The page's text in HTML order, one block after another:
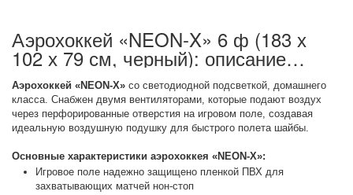
Аэрохоккей «NEON-X» 6 ф (183 х
102 х 79 см, черный): описание
товара
Аэрохоккей «NEON-X» со светодиодной подсветкой, домашнего
класса. Снабжен двумя вентиляторами, которые подают воздух
через перфорированные отверстия на игровом поле, создавая
идеальную воздушную подушку для быстрого полета шайбы.
Основные характеристики аэрохоккея «NEON-X»:
Игровое поле надежно защищено пленкой ПВХ для
захватывающих матчей нон-стоп